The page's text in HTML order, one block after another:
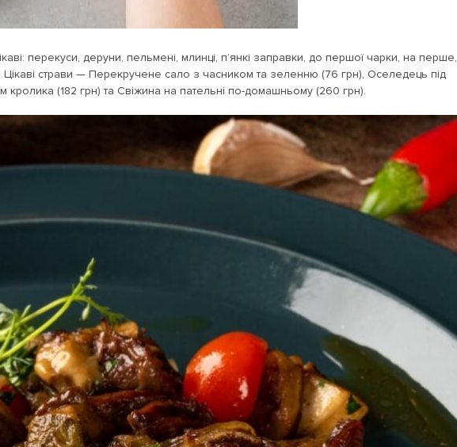
перекуси, деруни, пельмені, млинці, п’янкі заправки, до першої чарки, на перше,
Цікаві страви — Перекручене сало з часником та зеленню (76 грн), Оселедець під
кролика (182 грн) та Свіжина на пательні по-домашньому (260 грн).